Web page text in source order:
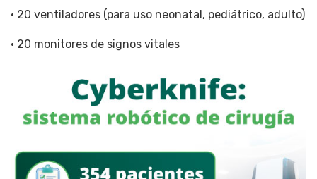
• 20 ventiladores (para uso neonatal, pediátrico, adulto)
• 20 monitores de signos vitales